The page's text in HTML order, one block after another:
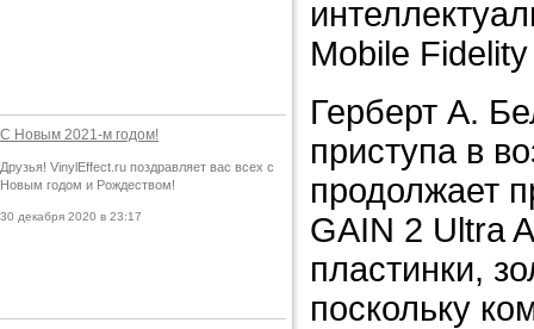
С Новым 2021-м годом!
Друзья! VinylEffect.ru поздравляет вас всех с
Новым годом и Рождеством!
30 декабря 2020 в 23:17
Mobile
Герберт А.
приступа в
продолжает
GAIN 2 Ultra
пластинки,
поскольку